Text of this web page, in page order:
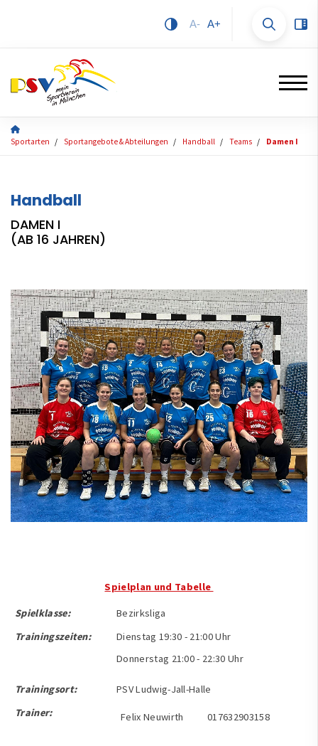
A- A+
Sportarten Sportangebote & Abteilungen Handball Teams Damen I
Handball
DAMEN I
(AB 16 JAHREN)
Spielplan und Tabelle
Spielklasse:
Bezirksliga
Trainingszeiten:
Dienstag 19:30 - 21:00 Uhr
Donnerstag 21:00 - 22:30 Uhr
Trainingsort:
PSV Ludwig-Jall-Halle
Trainer:
Felix Neuwirth 017632903158